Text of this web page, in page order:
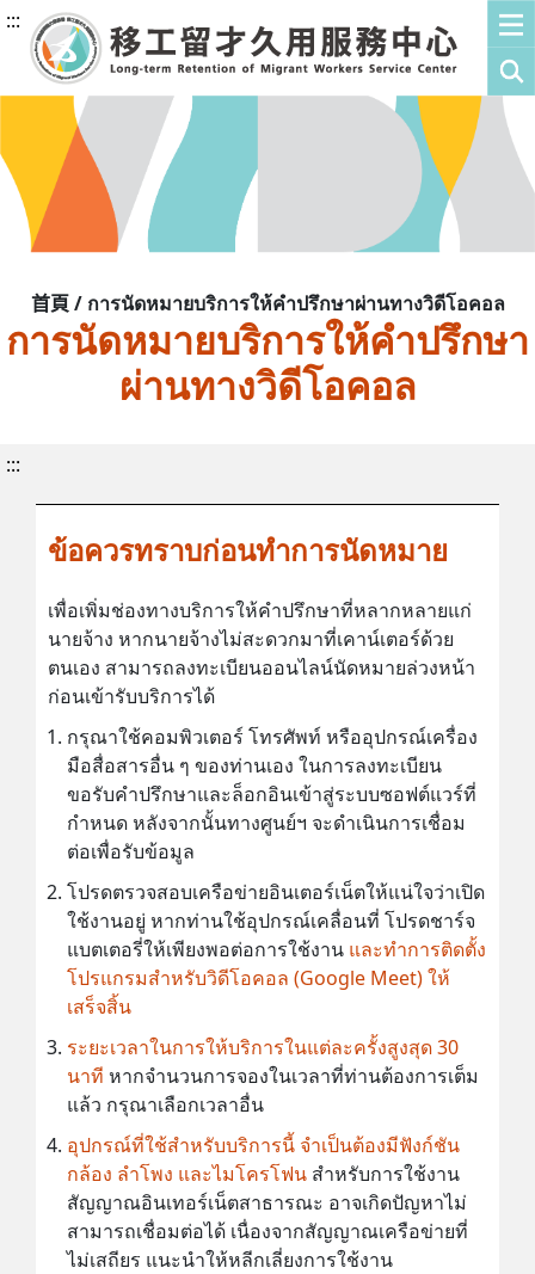
:::
首頁 / การนัดหมายบริการให้คำปรึกษาผ่านทางวิดีโอคอล
การนัดหมายบริการให้คำปรึกษา
ผ่านทางวิดีโอคอล
:::
ข้อควรทราบก่อนทำการนัดหมาย
เพื่อเพิ่มช่องทางบริการให้คำปรึกษาที่หลากหลายแก่
นายจ้าง หากนายจ้างไม่สะดวกมาที่เคาน์เตอร์ด้วย
ตนเอง สามารถลงทะเบียนออนไลน์นัดหมายล่วงหน้า
ก่อนเข้ารับบริการได้
กรุณาใช้คอมพิวเตอร์ โทรศัพท์ หรืออุปกรณ์เครื่อง
มือสื่อสารอื่น ๆ ของท่านเอง ในการลงทะเบียน
ขอรับคำปรึกษาและล็อกอินเข้าสู่ระบบซอฟต์แวร์ที่
กำหนด หลังจากนั้นทางศูนย์ฯ จะดำเนินการเชื่อม
ต่อเพื่อรับข้อมูล
โปรดตรวจสอบเครือข่ายอินเตอร์เน็ตให้แน่ใจว่าเปิด
ใช้งานอยู่ หากท่านใช้อุปกรณ์เคลื่อนที่ โปรดชาร์จ
แบตเตอรี่ให้เพียงพอต่อการใช้งาน และทำการติดตั้ง
โปรแกรมสำหรับวิดีโอคอล (Google Meet) ให้
เสร็จสิ้น
ระยะเวลาในการให้บริการในแต่ละครั้งสูงสุด 30
นาที หากจำนวนการจองในเวลาที่ท่านต้องการเต็ม
แล้ว กรุณาเลือกเวลาอื่น
อุปกรณ์ที่ใช้สำหรับบริการนี้ จำเป็นต้องมีฟังก์ชัน
กล้อง ลำโพง และไมโครโฟน สำหรับการใช้งาน
สัญญาณอินเทอร์เน็ตสาธารณะ อาจเกิดปัญหาไม่
สามารถเชื่อมต่อได้ เนื่องจากสัญญาณเครือข่ายที่
ไม่เสถียร แนะนำให้หลีกเลี่ยงการใช้งาน